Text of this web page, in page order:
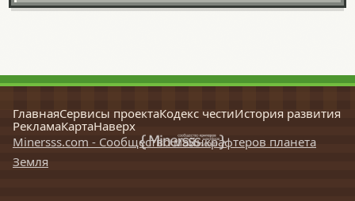
ГлавнаяСервисы проектаКодекс честиИстория развития
РекламаКартаНаверх
Minersss.com - Сообщество майнкрафтеров планета
Земля